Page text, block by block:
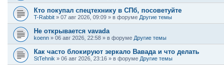
Кто покупал спецтехнику в СПб, посоветуйте
T-Rabbit » 07 авг 2026, 09:09 » в форуме Другие темы
Не открывается vavada
koenn » 06 авг 2026, 22:58 » в форуме Другие темы
Как часто блокируют зеркало Вавада и что делать
StTehnik » 06 авг 2026, 23:16 » в форуме Другие темы